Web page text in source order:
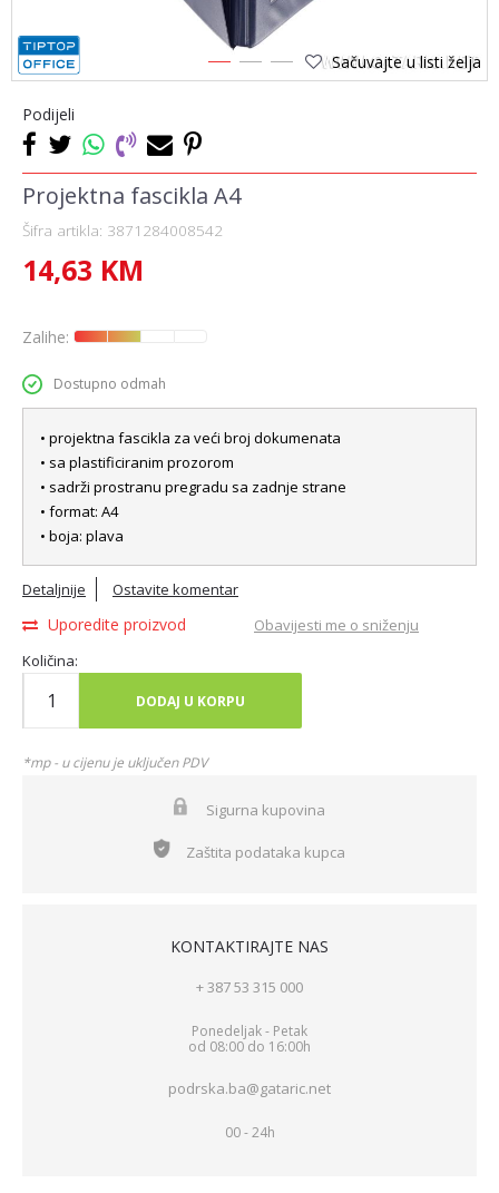
1 2 3 Sačuvajte u listi želja
Podijeli
Projektna fascikla A4
Šifra artikla: 3871284008542
14,63 KM
Zalihe:
Dostupno odmah
• projektna fascikla za veći broj dokumenata
• sa plastificiranim prozorom
• sadrži prostranu pregradu sa zadnje strane
• format: A4
• boja: plava
Detaljnije Ostavite komentar
Uporedite proizvod
Obavijesti me o sniženju
Količina:
DODAJ U KORPU
*mp - u cijenu je uključen PDV
Sigurna kupovina
Zaštita podataka kupca
KONTAKTIRAJTE NAS
+ 387 53 315 000
Ponedeljak - Petak
od 08:00 do 16:00h
podrska.ba@gataric.net
00 - 24h